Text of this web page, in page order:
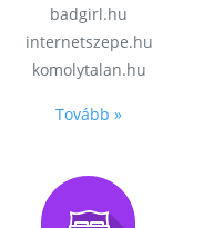
badgirl.hu
internetszepe.hu
komolytalan.hu
Tovább »